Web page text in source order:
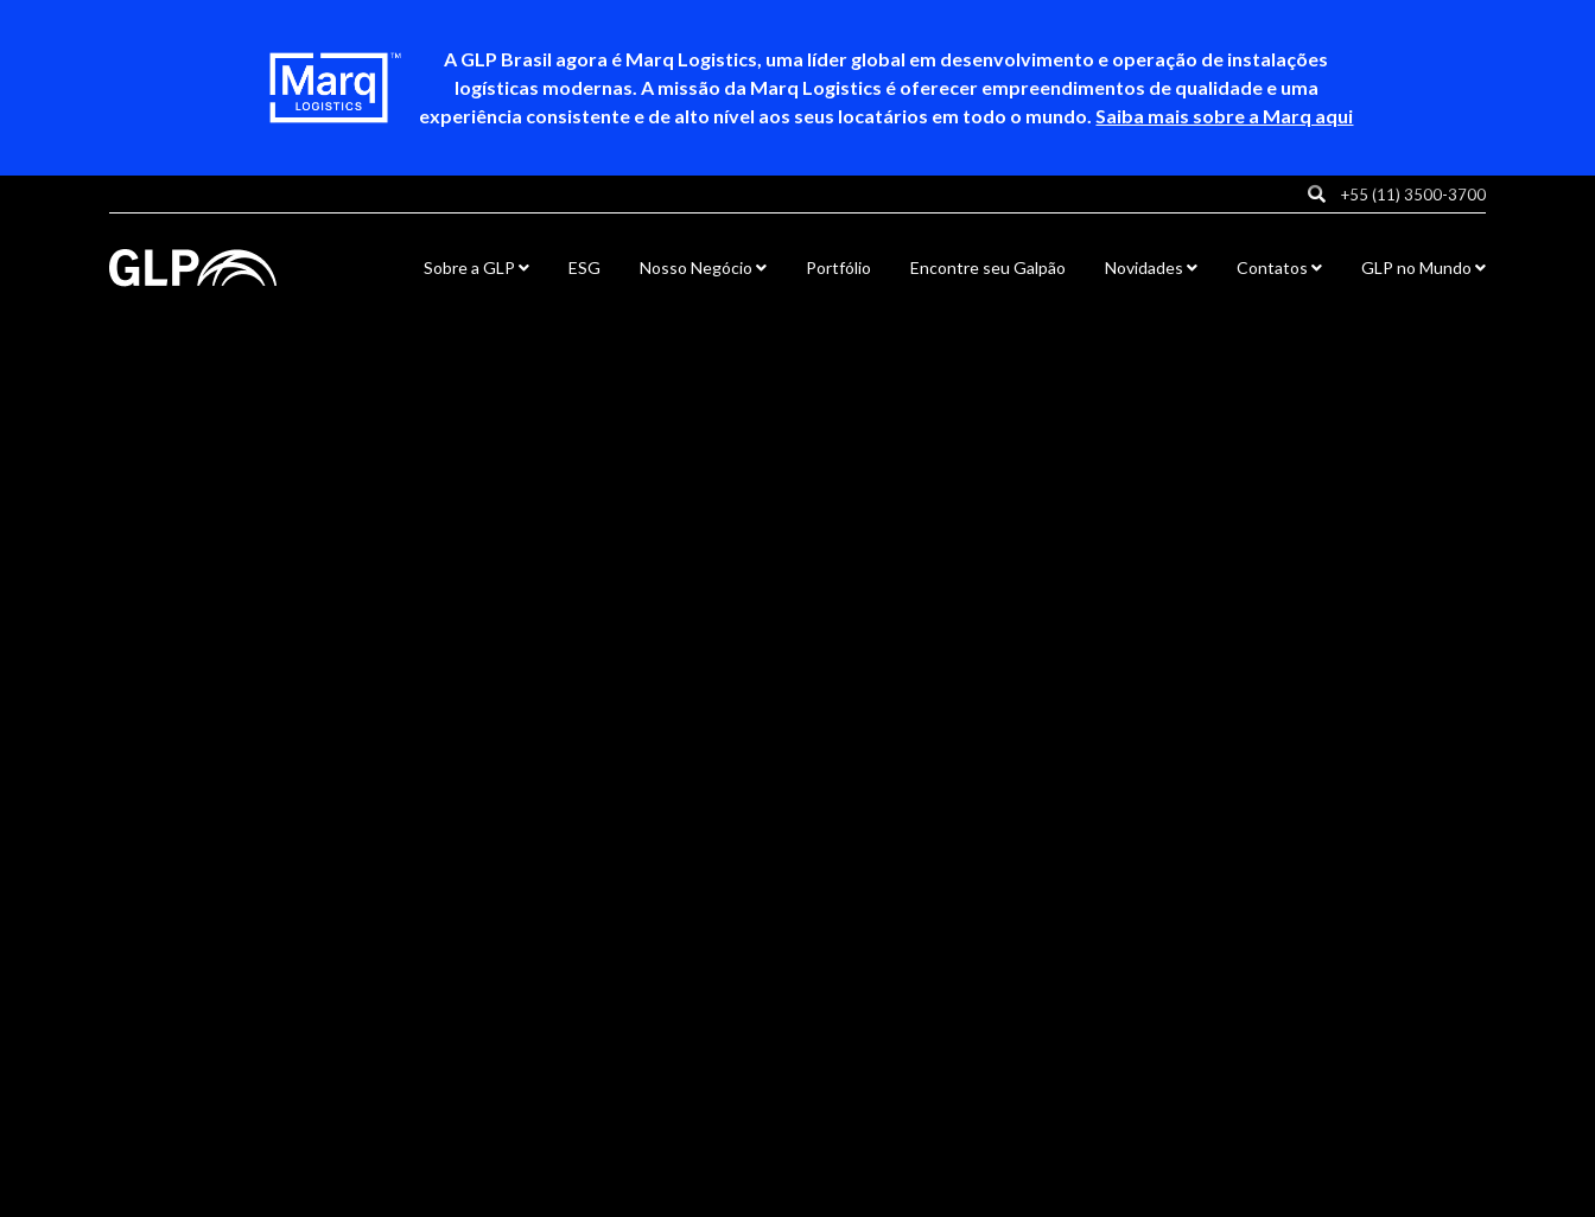
A GLP Brasil agora é Marq Logistics, uma líder global em desenvolvimento e operação de instalações
logísticas modernas. A missão da Marq Logistics é oferecer empreendimentos de qualidade e uma
experiência consistente e de alto nível aos seus locatários em todo o mundo. Saiba mais sobre a Marq aqui
+55 (11) 3500-3700
Sobre a GLP ESG Nosso Negócio Portfólio Encontre seu Galpão Novidades Contatos GLP no Mundo